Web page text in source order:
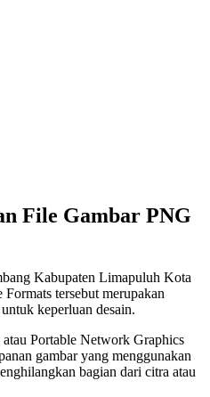
File Gambar PNG
Kabupaten Limapuluh Kota
tersebut merupakan
keperluan desain.
Portable Network Graphics
gambar yang menggunakan
bagian dari citra atau